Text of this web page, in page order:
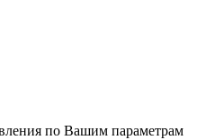
по Вашим параметрам